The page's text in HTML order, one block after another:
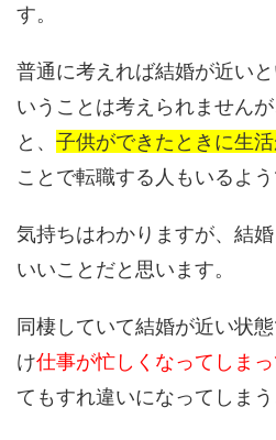
す。
普通に考えれば結婚が近い
いうことは考えられません
と、 子供ができたときに生
ことで転職する人もいるよう
気持ちはわかりますが、結
いいことだと思います。
同棲していて結婚が近い状
け仕事が忙しくなってしまっ
てもすれ違いになってしま